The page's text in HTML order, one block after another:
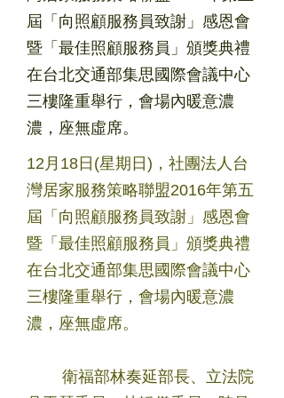
屆「向照顧服務員致謝」感恩會
暨「最佳照顧服務員」頒獎典禮
在台北交通部集思國際會議中心
三樓隆重舉行，會場內暖意濃
濃，座無虛席。
12月18日(星期日)，社團法人台
灣居家服務策略聯盟2016年第五
屆「向照顧服務員致謝」感恩會
暨「最佳照顧服務員」頒獎典禮
在台北交通部集思國際會議中心
三樓隆重舉行，會場內暖意濃
濃，座無虛席。
衛福部林奏延部長、立法院